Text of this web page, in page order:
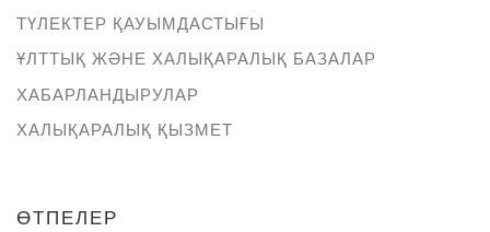
ТҮЛЕКТЕР ҚАУЫМДАСТЫҒЫ
ҰЛТТЫҚ ЖӘНЕ ХАЛЫҚАРАЛЫҚ БАЗАЛАР
ХАБАРЛАНДЫРУЛАР
ХАЛЫҚАРАЛЫҚ ҚЫЗМЕТ
ӨТПЕЛЕР